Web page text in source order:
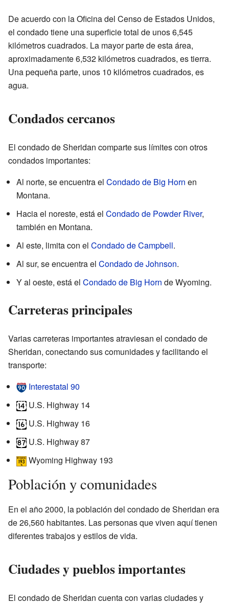
De acuerdo con la Oficina del Censo de Estados Unidos,
el condado tiene una superficie total de unos 6,545
kilómetros cuadrados. La mayor parte de esta área,
aproximadamente 6,532 kilómetros cuadrados, es tierra.
Una pequeña parte, unos 10 kilómetros cuadrados, es
agua.
Condados cercanos
El condado de Sheridan comparte sus límites con otros
condados importantes:
Al norte, se encuentra el Condado de Big Horn en
Montana.
Hacia el noreste, está el Condado de Powder River,
también en Montana.
Al este, limita con el Condado de Campbell.
Al sur, se encuentra el Condado de Johnson.
Y al oeste, está el Condado de Big Horn de Wyoming.
Carreteras principales
Varias carreteras importantes atraviesan el condado de
Sheridan, conectando sus comunidades y facilitando el
transporte:
Interestatal 90
U.S. Highway 14
U.S. Highway 16
U.S. Highway 87
Wyoming Highway 193
Población y comunidades
En el año 2000, la población del condado de Sheridan era
de 26,560 habitantes. Las personas que viven aquí tienen
diferentes trabajos y estilos de vida.
Ciudades y pueblos importantes
El condado de Sheridan cuenta con varias ciudades y